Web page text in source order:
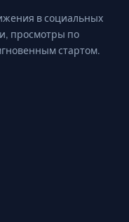
в социальных
просмотры по
стартом.